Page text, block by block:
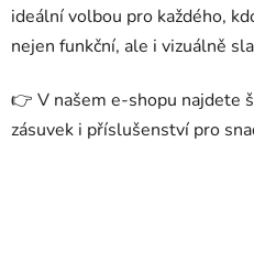
ideální volbou pro každého,
nejen funkční, ale i vizuálně
👉 V našem e-shopu najdete
zásuvek i příslušenství pro